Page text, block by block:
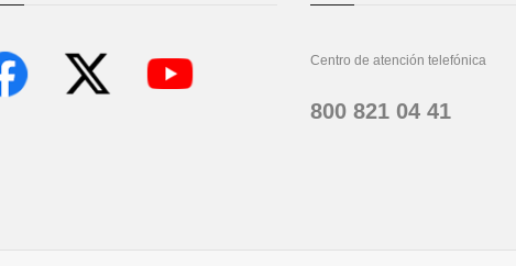
Centro de atención telefónica
800 821 04 41